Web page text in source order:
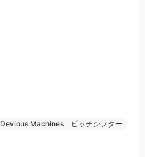
Devious Machines
ピッチシフター